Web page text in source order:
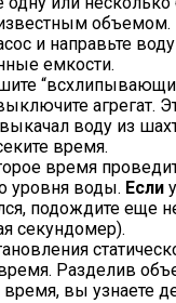
объемом.
и направьте
емкости.
агрегат.
воду из
время.
время
уровня воды. Если
подождите еще
секундомер).
Разделив
время, вы узнаете